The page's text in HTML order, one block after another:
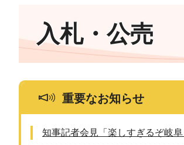
入札・公売
重要なお知らせ
知事記者会見「楽しすぎるぞ岐